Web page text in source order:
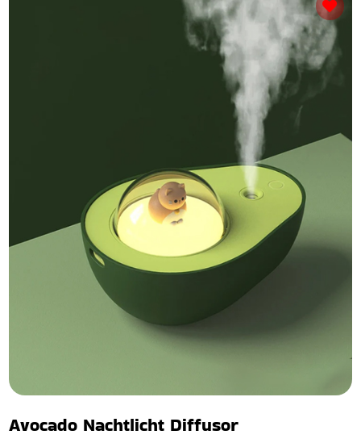
Avocado Nachtlicht Diffusor